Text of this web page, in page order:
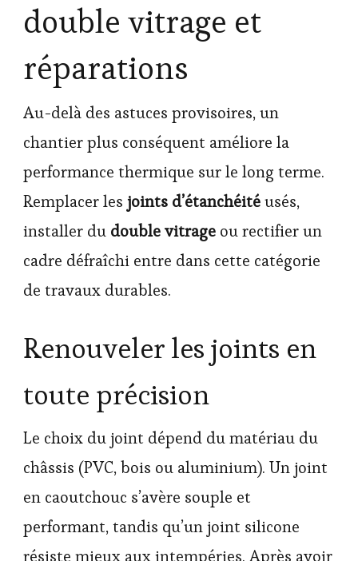
double vitrage et
réparations
Au-delà des astuces provisoires, un
chantier plus conséquent améliore la
performance thermique sur le long terme.
Remplacer les joints d’étanchéitéusés,
installer du double vitrage ou rectifier un
cadre défraîchi entre dans cette catégorie
de travaux durables.
Renouveler les joints en
toute précision
Le choix du joint dépend du matériau du
châssis (PVC, bois ou aluminium). Un joint
en caoutchouc s’avère souple et
performant, tandis qu’un joint silicone
résiste mieux aux intempéries. Après avoir